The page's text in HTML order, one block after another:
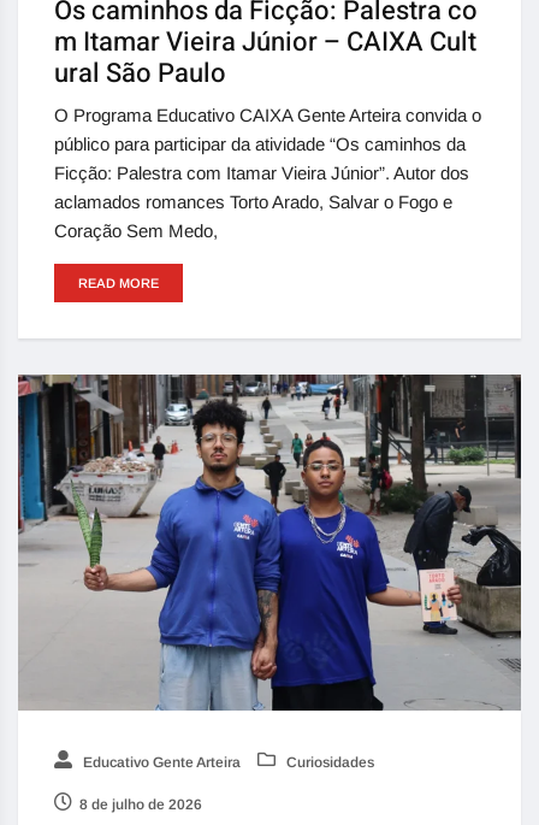
Os caminhos da Ficção: Palestra co
m Itamar Vieira Júnior – CAIXA Cult
ural São Paulo
O Programa Educativo CAIXA Gente Arteira convida o
público para participar da atividade “Os caminhos da
Ficção: Palestra com Itamar Vieira Júnior”. Autor dos
aclamados romances Torto Arado, Salvar o Fogo e
Coração Sem Medo,
READ MORE
Educativo Gente Arteira Curiosidades
8 de julho de 2026